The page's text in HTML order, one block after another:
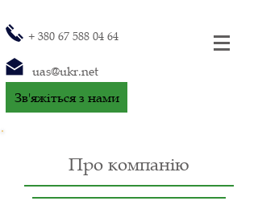
+ 380 67 588 04 64
uas@ukr.net
Зв'яжіться з нами
Про компанію